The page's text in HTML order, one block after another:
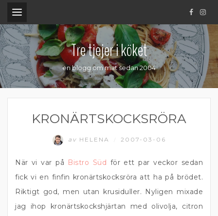
.
Tre tjejer i köket
en blogg om mat sedan 2004
KRONÄRTSKOCKSRÖRA
av HELENA 2007-03-06
När vi var på Bistro Süd för ett par veckor sedan
fick vi en finfin kronärtskocksröra att ha på brödet.
Riktigt god, men utan krusiduller. Nyligen mixade
jag ihop kronärtskockshjärtan med olivolja, citron